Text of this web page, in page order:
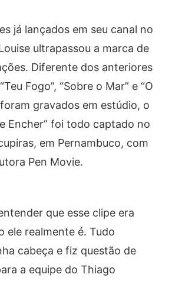
já lançados em seu canal no
ultrapassou a marca de
Diferente dos anteriores
Fogo”, “Sobre o Mar” e “O
gravados em estúdio, o
Encher” foi todo captado no
em Pernambuco, com
Pen Movie.
que esse clipe era
ele realmente é. Tudo
cabeça e fiz questão de
a equipe do Thiago